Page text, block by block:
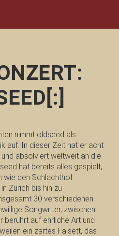
nimmt oldseed als
auf. In dieser Zeit hat er acht
absolviert weltweit an die
hat bereits alles gespielt,
wie den Schlachthof
Zürich bis hin zu
30 verschiedenen
Songwriter, zwischen
berührt auf ehrliche Art und
ein zartes Falsett, das